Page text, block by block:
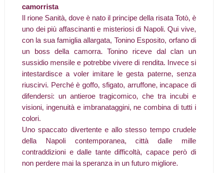
camorrista
Il rione Sanità, dove è nato il principe della risata Totò, è
uno dei più affascinanti e misteriosi di Napoli. Qui vive,
con la sua famiglia allargata, Tonino Esposito, orfano di
un boss della camorra. Tonino riceve dal clan un
sussidio mensile e potrebbe vivere di rendita. Invece si
intestardisce a voler imitare le gesta paterne, senza
riuscirvi. Perché è goffo, sfigato, arruffone, incapace di
difendersi: un antieroe tragicomico, che tra incubi e
visioni, ingenuità e imbranataggini, ne combina di tutti i
colori.
Uno spaccato divertente e allo stesso tempo crudele
della Napoli contemporanea, città dalle mille
contraddizioni e dalle tante difficoltà, capace però di
non perdere mai la speranza in un futuro migliore.